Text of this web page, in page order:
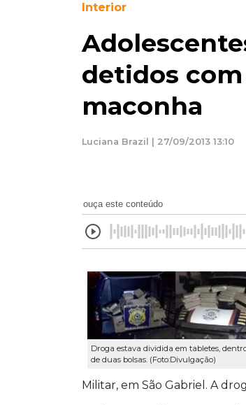
Interior
detidos
maconha
Luciana Brazil | 27/09/2013 13:10
ouça este conteúdo
Droga estava dividida em tabletes,
de duas bolsas. (Foto:Divulgação)
Militar, em São Gabriel. A